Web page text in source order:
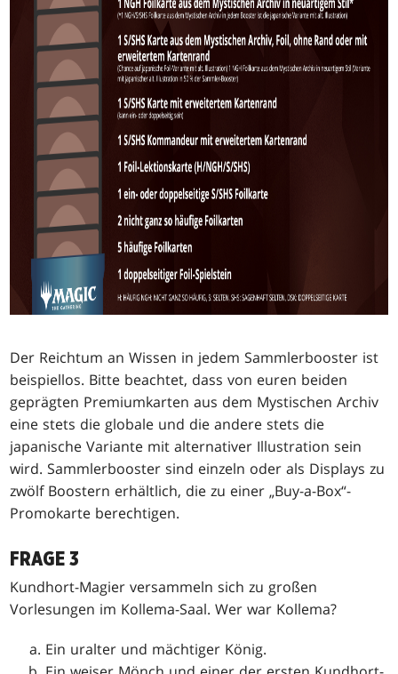
Der Reichtum an Wissen in jedem Sammlerbooster ist
beispiellos. Bitte beachtet, dass von euren beiden
geprägten Premiumkarten aus dem Mystischen Archiv
eine stets die globale und die andere stets die
japanische Variante mit alternativer Illustration sein
wird. Sammlerbooster sind einzeln oder als Displays zu
zwölf Boostern erhältlich, die zu einer „Buy-a-Box“-
Promokarte berechtigen.
FRAGE 3
Kundhort-Magier versammeln sich zu großen
Vorlesungen im Kollema-Saal. Wer war Kollema?
Ein uralter und mächtiger König.